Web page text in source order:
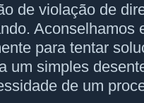
de violação de
Aconselhamos
para tentar
um simples
de um